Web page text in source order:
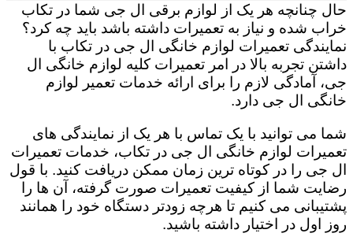
حال چنانچه هر یک از لوازم برقی ال جی شما در تکاب
خراب شده و نیاز به تعمیرات داشته باشد باید چه کرد؟
نمایندگی تعمیرات لوازم خانگی ال جی در تکاب با
داشتن تجربه بالا در امر تعمیرات کلیه لوازم خانگی ال
جی، آمادگی لازم را برای ارائه خدمات تعمیر لوازم
خانگی ال جی دارد.
شما می توانید با یک تماس با هر یک از نمایندگی های
تعمیرات لوازم خانگی ال جی در تکاب، خدمات تعمیرات
ال جی را در کوتاه ترین زمان ممکن دریافت کنید. با قول
رضایت شما از کیفیت تعمیرات صورت گرفته، آن ها را
پشتیبانی می کنیم تا هرچه زودتر دستگاه خود را همانند
روز اول در اختیار داشته باشید.